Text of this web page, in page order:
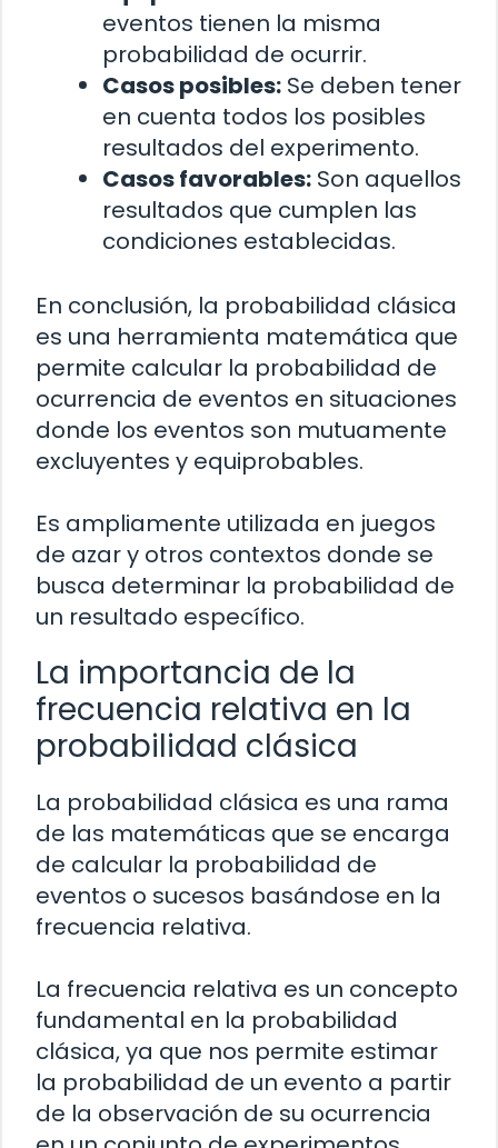
eventos tienen la misma
probabilidad de ocurrir.
Casos posibles: Se deben tener
en cuenta todos los posibles
resultados del experimento.
Casos favorables: Son aquellos
resultados que cumplen las
condiciones establecidas.
En conclusión, la probabilidad clásica
es una herramienta matemática que
permite calcular la probabilidad de
ocurrencia de eventos en situaciones
donde los eventos son mutuamente
excluyentes y equiprobables.
Es ampliamente utilizada en juegos
de azar y otros contextos donde se
busca determinar la probabilidad de
un resultado específico.
La importancia de la
frecuencia relativa en la
probabilidad clásica
La probabilidad clásica es una rama
de las matemáticas que se encarga
de calcular la probabilidad de
eventos o sucesos basándose en la
frecuencia relativa.
La frecuencia relativa es un concepto
fundamental en la probabilidad
clásica, ya que nos permite estimar
la probabilidad de un evento a partir
de la observación de su ocurrencia